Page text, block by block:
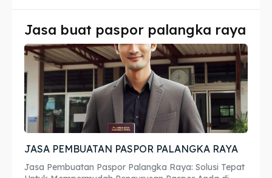
Imta
Legalisir
Apostille
Penerjemah
Asuransi
Imta
Legalisir
Apostille
Penerjemah
Asuransi
Jasa buat paspor palangka raya
JASA PEMBUATAN PASPOR PALANGKA RAYA
Jasa Pembuatan Paspor Palangka Raya: Solusi Tepat